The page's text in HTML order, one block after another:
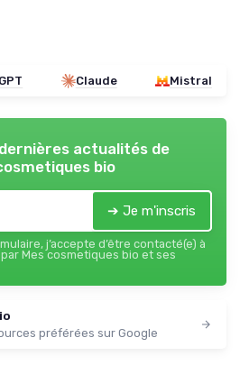
Claude Mistral
actualités de
bio
➔ Je m'inscris
j’accepte d’être contacté(e) à
Mes cosmetiques bio et ses
préférées sur Google